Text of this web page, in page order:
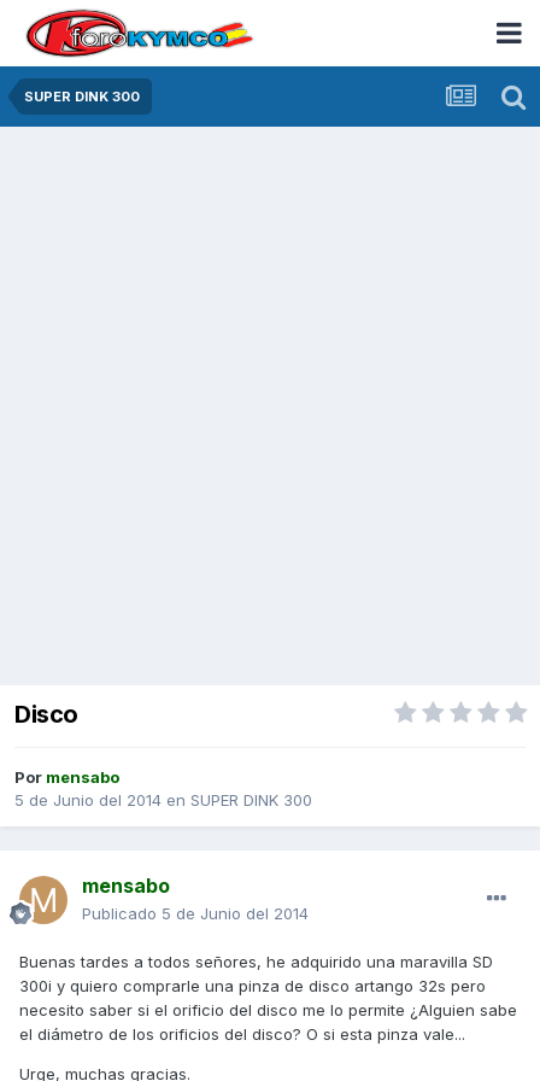
SUPER DINK 300
Disco
Por mensabo
5 de Junio del 2014 en SUPER DINK 300
mensabo
Publicado 5 de Junio del 2014
Buenas tardes a todos señores, he adquirido una maravilla SD
300i y quiero comprarle una pinza de disco artango 32s pero
necesito saber si el orificio del disco me lo permite ¿Alguien sabe
el diámetro de los orificios del disco? O si esta pinza vale...
Urge, muchas gracias.